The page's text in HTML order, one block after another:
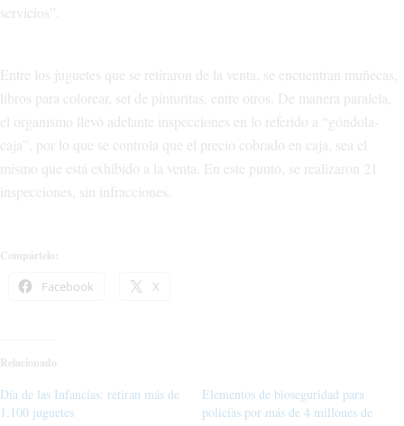
servicios”.
Entre los juguetes que se retiraron de la venta, se encuentran muñecas,
libros para colorear, set de pinturitas, entre otros. De manera paralela,
el organismo llevó adelante inspecciones en lo referido a “góndola-
caja”, por lo que se controla que el precio cobrado en caja, sea el
mismo que está exhibido a la venta. En este punto, se realizaron 21
inspecciones, sin infracciones.
Compártelo:
Facebook X
Relacionado
Día de las Infancias: retiran más de
1.100 juguetes
Elementos de bioseguridad para
policías por más de 4 millones de